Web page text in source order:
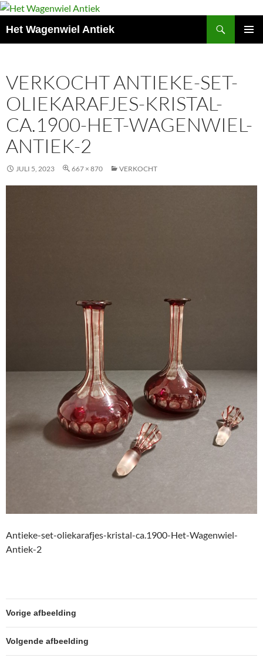
Het Wagenwiel Antiek
VERKOCHT ANTIEKE-SET-
OLIEKARAFJES-KRISTAL-
CA.1900-HET-WAGENWIEL-
ANTIEK-2
JULI 5, 2023 667 × 870 VERKOCHT
Antieke-set-oliekarafjes-kristal-ca.1900-Het-Wagenwiel-
Antiek-2
Vorige afbeelding
Volgende afbeelding